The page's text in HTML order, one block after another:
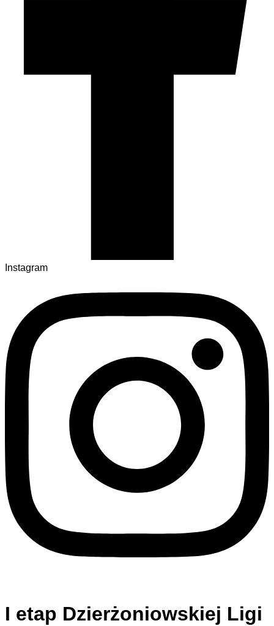
Instagram
I etap Dzierżoniowskiej Ligi